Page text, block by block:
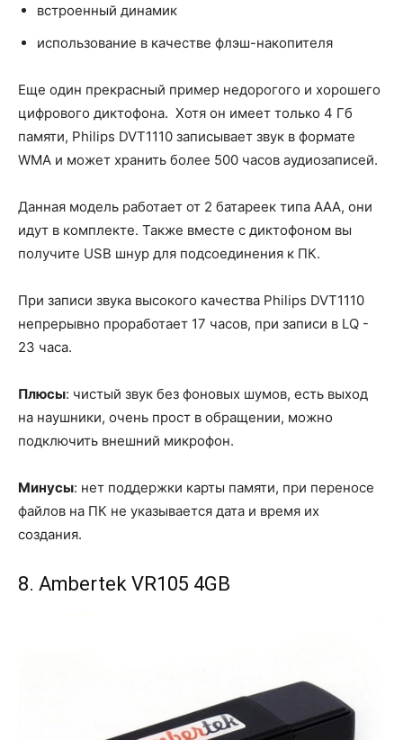
встроенный динамик
использование в качестве флэш-накопителя
Еще один прекрасный пример недорогого и хорошего
цифрового диктофона. Хотя он имеет только 4 Гб
памяти, Philips DVT1110 записывает звук в формате
WMA и может хранить более 500 часов аудиозаписей.
Данная модель работает от 2 батареек типа ААА, они
идут в комплекте. Также вместе с диктофоном вы
получите USB шнур для подсоединения к ПК.
При записи звука высокого качества Philips DVT1110
непрерывно проработает 17 часов, при записи в LQ -
23 часа.
Плюсы: чистый звук без фоновых шумов, есть выход
на наушники, очень прост в обращении, можно
подключить внешний микрофон.
Минусы: нет поддержки карты памяти, при переносе
файлов на ПК не указывается дата и время их
создания.
8. Ambertek VR105 4GB